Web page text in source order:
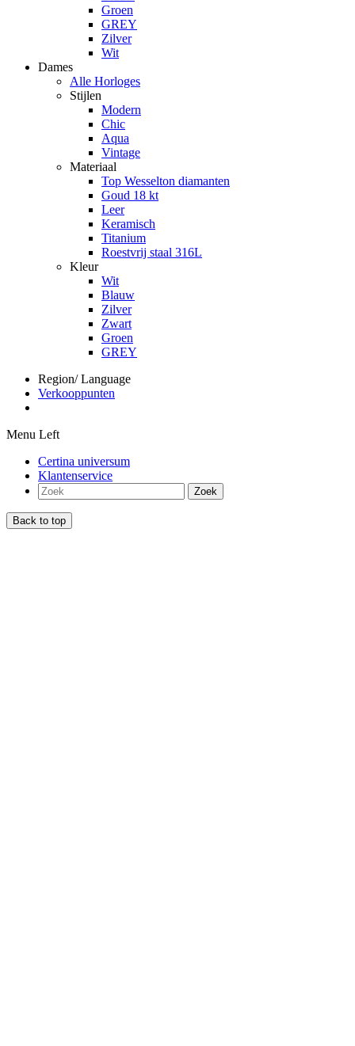
Groen
GREY
Zilver
Wit
Dames
Alle Horloges
Stijlen
Modern
Chic
Aqua
Vintage
Materiaal
Top Wesselton diamanten
Goud 18 kt
Leer
Keramisch
Titanium
Roestvrij staal 316L
Kleur
Wit
Blauw
Zilver
Zwart
Groen
GREY
Region/ Language
Verkooppunten
Menu Left
Certina universum
Klantenservice
Zoek
Back to top